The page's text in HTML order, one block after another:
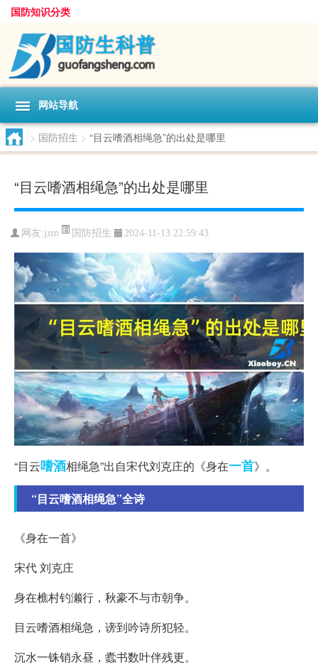
国防知识分类
网站导航
> 国防招生 > “目云嗜酒相绳急”的出处是哪里
“目云嗜酒相绳急”的出处是哪里
网友:jzm 国防招生 2024-11-13 22:59:43
“目云嗜酒相绳急”出自宋代刘克庄的《身在一首》。
“目云嗜酒相绳急”全诗
《身在一首》
宋代 刘克庄
身在樵村钓濑行，秋豪不与市朝争。
目云嗜酒相绳急，谤到吟诗所犯轻。
沉水一铢销永昼，蠹书数叶伴残更。